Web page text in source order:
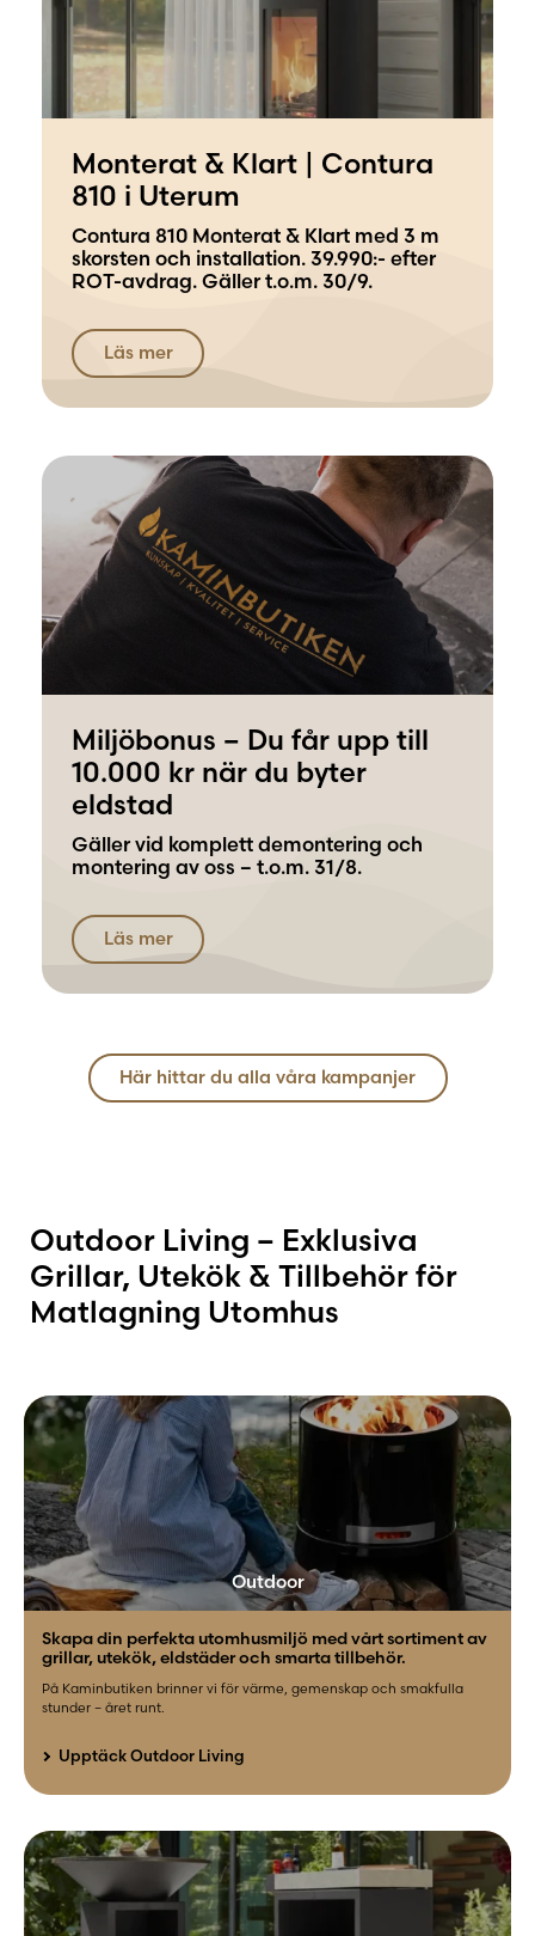
Här hittar du alla våra kampanjer
Monterat & Klart | Contura
810 i Uterum
Contura 810 Monterat & Klart med 3 m
skorsten och installation. 39.990:- efter
ROT-avdrag. Gäller t.o.m. 30/9.
Läs mer
Miljöbonus – Du får upp till
10.000 kr när du byter
eldstad
Gäller vid komplett demontering och
montering av oss – t.o.m. 31/8.
Läs mer
Outdoor Living – Exklusiva
Grillar, Utekök & Tillbehör för
Matlagning Utomhus
Outdoor
Skapa din perfekta utomhusmiljö med vårt sortiment av
grillar, utekök, eldstäder och smarta tillbehör.
På Kaminbutiken brinner vi för värme, gemenskap och smakfulla
stunder – året runt.
Upptäck Outdoor Living